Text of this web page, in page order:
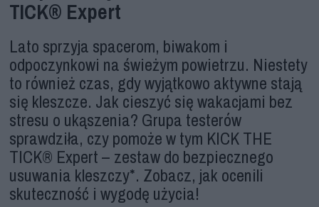
TICK® Expert
Lato sprzyja spacerom, biwakom i
odpoczynkowi na świeżym powietrzu. Niestety
to również czas, gdy wyjątkowo aktywne stają
się kleszcze. Jak cieszyć się wakacjami bez
stresu o ukąszenia? Grupa testerów
sprawdziła, czy pomoże w tym KICK THE
TICK® Expert – zestaw do bezpiecznego
usuwania kleszczy*. Zobacz, jak ocenili
skuteczność i wygodę użycia!